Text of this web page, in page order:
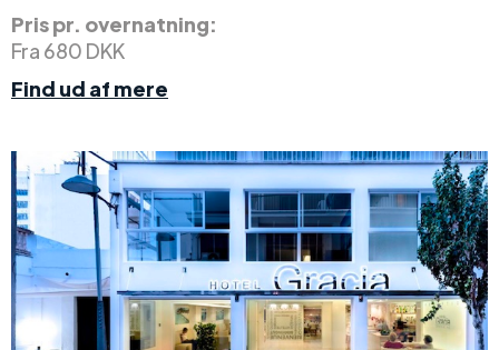
Pris pr. overnatning:
Fra 680 DKK
Find ud af mere